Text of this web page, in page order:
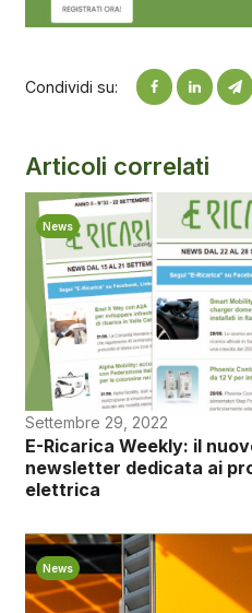
Condividi su:
Articoli correlati
News
Settembre 29, 2022
E-Ricarica Weekly: il
newsletter dedicata ai
elettrica
News